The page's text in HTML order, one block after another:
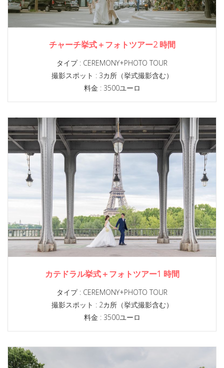
チャーチ挙式＋フォトツアー2 時間
タイプ : CEREMONY+PHOTO TOUR
撮影スポット : 3カ所（挙式撮影含む）
料金 : 3500ユーロ
カテドラル挙式＋フォトツアー1 時間
タイプ : CEREMONY+PHOTO TOUR
撮影スポット : 2カ所（挙式撮影含む）
料金 : 3500ユーロ